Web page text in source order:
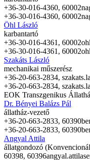
+36-30-016-4360, 60002
+36-30-016-4360, 60002
Öhl László
karbantartó
+36-30-016-4361, 60002
+36-30-016-4361, 60002
Szakáts László
mechanikai műszerész
+36-20-663-2834,
+36-20-663-2834,
EOK Transzgenikus
Dr. Bényei Balázs Pál
állatház-vezető
+36-20-663-2833, 60390
+36-20-663-2833, 60390
Angyal Attila
állatgondozó
60398, 60396angyal.attila